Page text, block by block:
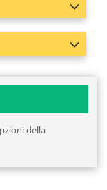
0 pz
della